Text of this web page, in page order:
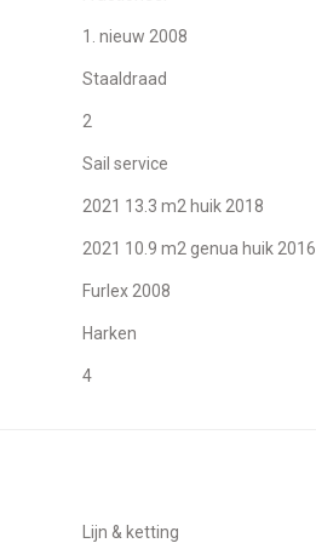
1. nieuw 2008
Staaldraad
2
Sail service
2021 13.3 m2 huik 2018
2021 10.9 m2 genua huik 2016
Furlex 2008
Harken
4
Lijn & ketting